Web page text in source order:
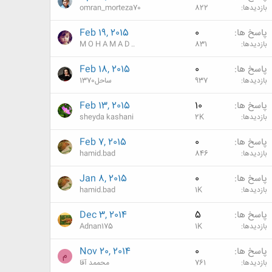
بازدیدها 822
omran_morteza70
پاسخ ها 0
بازدیدها 831
Feb 19, 2015
M O H A M A D ..
پاسخ ها 0
بازدیدها 937
Feb 18, 2015
ساحل1370
پاسخ ها 10
بازدیدها 2K
Feb 13, 2015
sheyda kashani
پاسخ ها 0
بازدیدها 846
Feb 7, 2015
hamid.bad
پاسخ ها 0
بازدیدها 1K
Jan 8, 2015
hamid.bad
پاسخ ها 5
بازدیدها 1K
Dec 3, 2014
Adnan175
پاسخ ها 0
بازدیدها 761
Nov 20, 2014
محممد آقا م